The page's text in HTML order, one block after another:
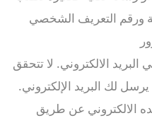
ورقم التعريف الشخصي
الالكتروني. لا تتحقق
لك البريد الإلكتروني.
الالكتروني عن طريق